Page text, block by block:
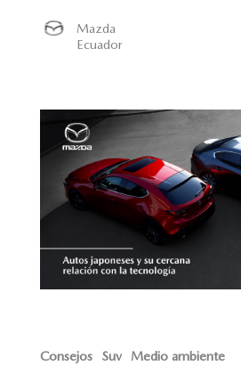
Mazda
Ecuador
Consejos Suv Medio ambiente